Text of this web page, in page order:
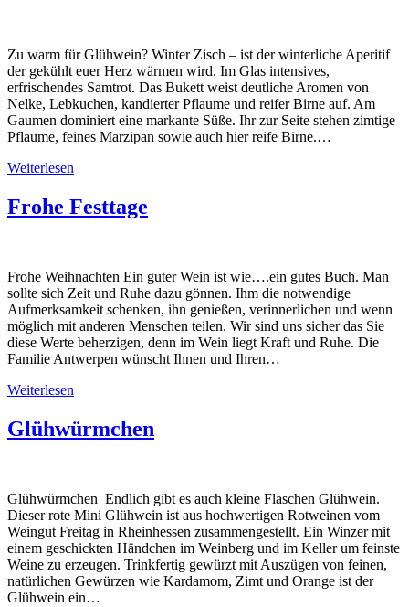
Zu warm für Glühwein? Winter Zisch – ist der winterliche Aperitif
der gekühlt euer Herz wärmen wird. Im Glas intensives,
erfrischendes Samtrot. Das Bukett weist deutliche Aromen von
Nelke, Lebkuchen, kandierter Pflaume und reifer Birne auf. Am
Gaumen dominiert eine markante Süße. Ihr zur Seite stehen zimtige
Pflaume, feines Marzipan sowie auch hier reife Birne.…
Weiterlesen
Frohe Festtage
Frohe Weihnachten Ein guter Wein ist wie….ein gutes Buch. Man
sollte sich Zeit und Ruhe dazu gönnen. Ihm die notwendige
Aufmerksamkeit schenken, ihn genießen, verinnerlichen und wenn
möglich mit anderen Menschen teilen. Wir sind uns sicher das Sie
diese Werte beherzigen, denn im Wein liegt Kraft und Ruhe. Die
Familie Antwerpen wünscht Ihnen und Ihren…
Weiterlesen
Glühwürmchen
Glühwürmchen Endlich gibt es auch kleine Flaschen Glühwein.
Dieser rote Mini Glühwein ist aus hochwertigen Rotweinen vom
Weingut Freitag in Rheinhessen zusammengestellt. Ein Winzer mit
einem geschickten Händchen im Weinberg und im Keller um feinste
Weine zu erzeugen. Trinkfertig gewürzt mit Auszügen von feinen,
natürlichen Gewürzen wie Kardamom, Zimt und Orange ist der
Glühwein ein…